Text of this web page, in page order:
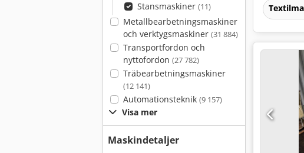
Stansmaskiner (11)
Metallbearbetningsmaskiner
och verktygsmaskiner (31 884)
Transportfordon och
nyttofordon (27 782)
Träbearbetningsmaskiner
(12 141)
Automationsteknik (9 157)
Visa mer
Maskindetaljer